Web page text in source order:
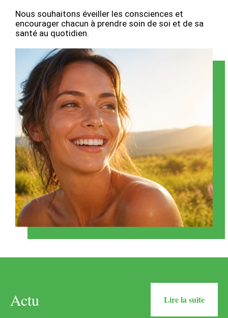
Nous souhaitons éveiller les consciences et
encourager chacun à prendre soin de soi et de sa
santé au quotidien.
Actu Lire la suite